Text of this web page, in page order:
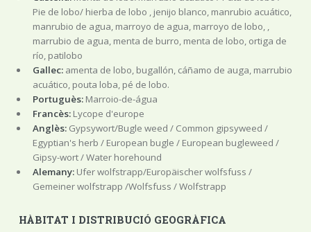
Pie de lobo/ hierba de lobo , jenijo blanco, manrubio acuático,
manrubio de agua, marroyo de agua, marroyo de lobo, ,
marrubio de agua, menta de burro, menta de lobo, ortiga de
río, patilobo
Gallec:amenta de lobo, bugallón, cáñamo de auga, marrubio
acuático, pouta loba, pé de lobo.
Portuguès:Marroio-de-água
Francès:Lycope d'europe
Anglès:Gypsywort/Bugle weed / Common gipsyweed /
Egyptian's herb / European bugle / European bugleweed /
Gipsy-wort / Water horehound
Alemany:Ufer wolfstrapp/Europäischer wolfsfuss /
Gemeiner wolfstrapp /Wolfsfuss / Wolfstrapp
HÀBITAT I DISTRIBUCIÓ GEOGRÀFICA